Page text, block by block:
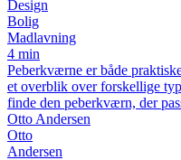
Design
Bolig
Madlavning
4 min
Peberkværne er både
et overblik over forskellige
finde den peberkværn, der
Otto Andersen
Otto
Andersen